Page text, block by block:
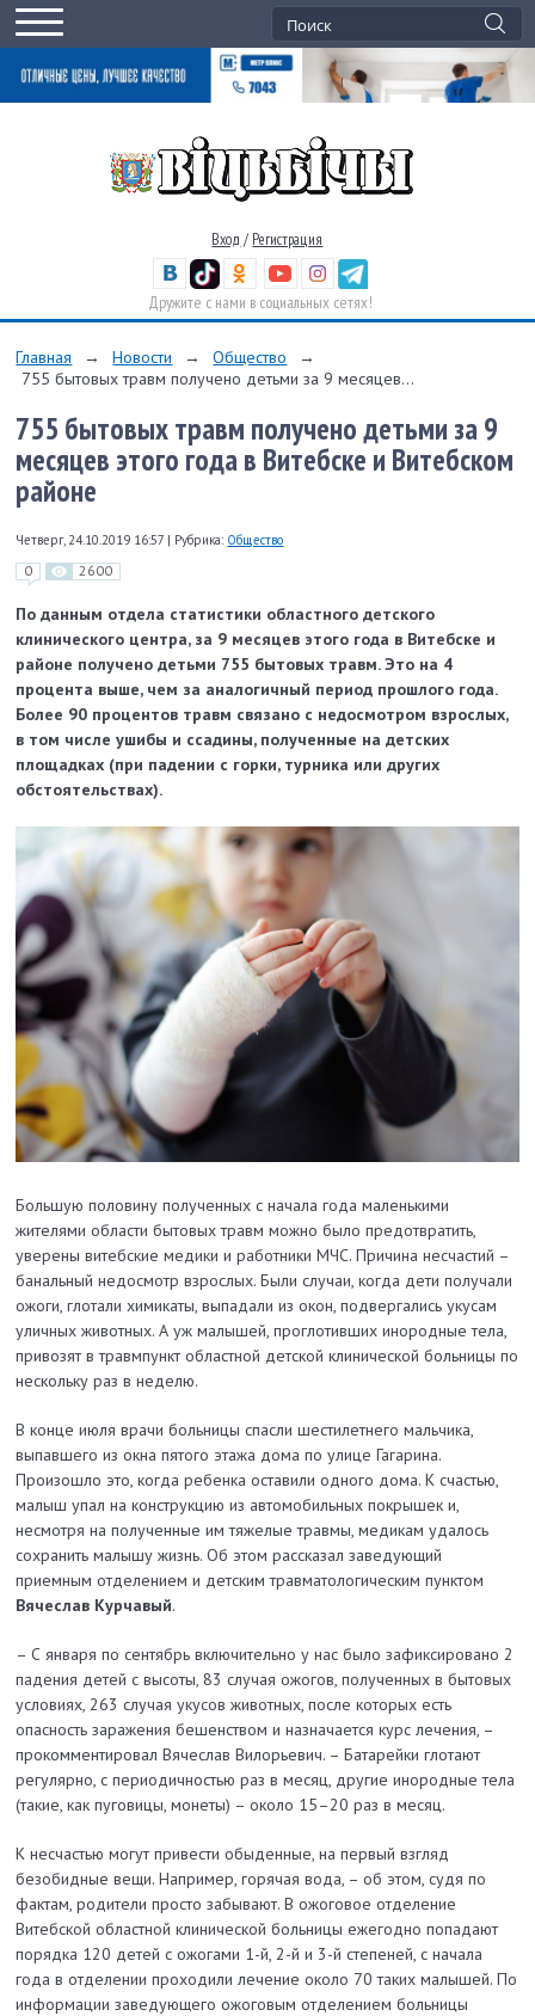
Вход / Регистрация
Дружите с нами в социальных сетях!
Главная → Новости → Общество
→
755 бытовых травм получено детьми за 9 месяцев...
755 бытовых травм получено детьми за 9
месяцев этого года в Витебске и Витебском
районе
Четверг, 24.10.2019 16:57 | Рубрика: Общество
0 2600
По данным отдела статистики областного детского
клинического центра, за 9 месяцев этого года в Витебске и
районе получено детьми 755 бытовых травм. Это на 4
процента выше, чем за аналогичный период прошлого года.
Более 90 процентов травм связано с недосмотром взрослых,
в том числе ушибы и ссадины, полученные на детских
площадках (при падении с горки, турника или других
обстоятельствах).
Большую половину полученных с начала года маленькими
жителями области бытовых травм можно было предотвратить,
уверены витебские медики и работники МЧС. Причина несчастий –
банальный недосмотр взрослых. Были случаи, когда дети получали
ожоги, глотали химикаты, выпадали из окон, подвергались укусам
уличных животных. А уж малышей, проглотивших инородные тела,
привозят в травмпункт областной детской клинической больницы по
нескольку раз в неделю.
В конце июля врачи больницы спасли шестилетнего мальчика,
выпавшего из окна пятого этажа дома по улице Гагарина.
Произошло это, когда ребенка оставили одного дома. К счастью,
малыш упал на конструкцию из автомобильных покрышек и,
несмотря на полученные им тяжелые травмы, медикам удалось
сохранить малышу жизнь. Об этом рассказал заведующий
приемным отделением и детским травматологическим пунктом
Вячеслав Курчавый.
– С января по сентябрь включительно у нас было зафиксировано 2
падения детей с высоты, 83 случая ожогов, полученных в бытовых
условиях, 263 случая укусов животных, после которых есть
опасность заражения бешенством и назначается курс лечения, –
прокомментировал Вячеслав Вилорьевич. – Батарейки глотают
регулярно, с периодичностью раз в месяц, другие инородные тела
(такие, как пуговицы, монеты) – около 15–20 раз в месяц.
К несчастью могут привести обыденные, на первый взгляд
безобидные вещи. Например, горячая вода, – об этом, судя по
фактам, родители просто забывают. В ожоговое отделение
Витебской областной клинической больницы ежегодно попадают
порядка 120 детей с ожогами 1-й, 2-й и 3-й степеней, с начала
года в отделении проходили лечение около 70 таких малышей. По
информации заведующего ожоговым отделением больницы